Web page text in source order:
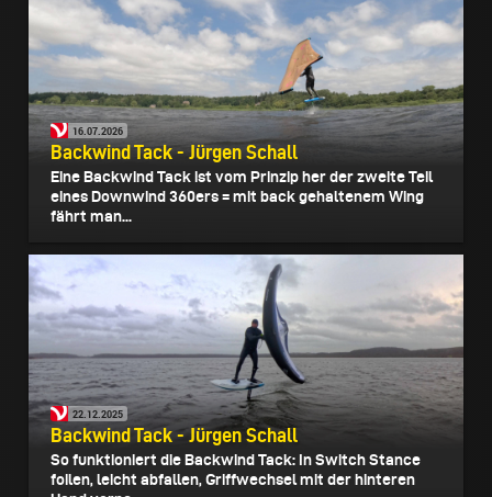
16.07.2026
Backwind Tack - Jürgen Schall
Eine Backwind Tack ist vom Prinzip her der zweite Teil
eines Downwind 360ers = mit back gehaltenem Wing
fährt man...
22.12.2025
Backwind Tack - Jürgen Schall
So funktioniert die Backwind Tack: In Switch Stance
foilen, leicht abfallen, Griffwechsel mit der hinteren